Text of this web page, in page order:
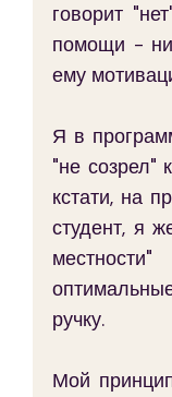
говорит
помощи -
ему
Я в
"не созрел"
кстати, на
студент, я
ручку.
Мой